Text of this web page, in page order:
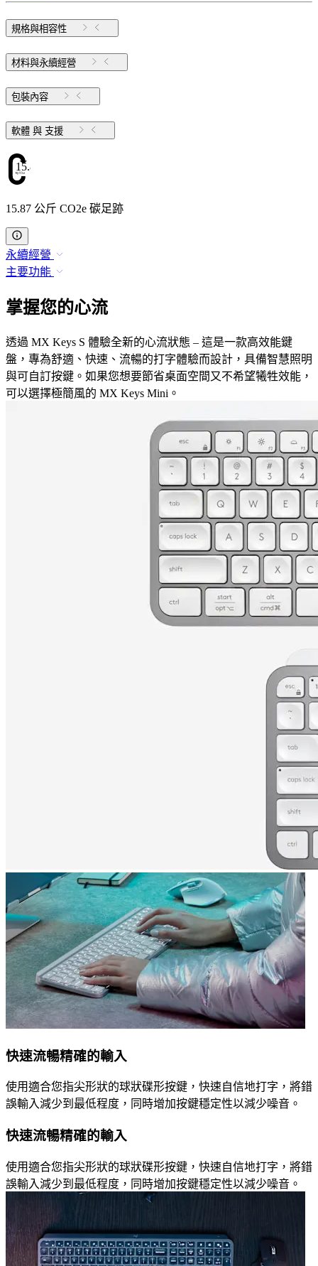
規格與相容性
材料與永續經營
包裝內容
軟體 與 支援
15.87
15.87 公斤 CO2e 碳足跡
永續經營
主要功能
掌握您的心流
透過 MX Keys S 體驗全新的心流狀態 – 這是一款高效能鍵
盤，專為舒適、快速、流暢的打字體驗而設計，具備智慧照明
與可自訂按鍵。如果您想要節省桌面空間又不希望犧牲效能，
可以選擇極簡風的 MX Keys Mini。
快速流暢精確的輸入
使用適合您指尖形狀的球狀碟形按鍵，快速自信地打字，將錯
誤輸入減少到最低程度，同時增加按鍵穩定性以減少噪音。
快速流暢精確的輸入
使用適合您指尖形狀的球狀碟形按鍵，快速自信地打字，將錯
誤輸入減少到最低程度，同時增加按鍵穩定性以減少噪音。